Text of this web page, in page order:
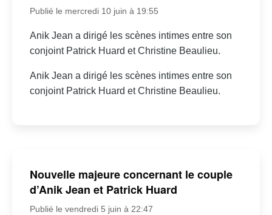
Publié le mercredi 10 juin à 19:55
Anik Jean a dirigé les scènes intimes entre son
conjoint Patrick Huard et Christine Beaulieu.
Anik Jean a dirigé les scènes intimes entre son
conjoint Patrick Huard et Christine Beaulieu.
Nouvelle majeure concernant le couple
d’Anik Jean et Patrick Huard
Publié le vendredi 5 juin à 22:47